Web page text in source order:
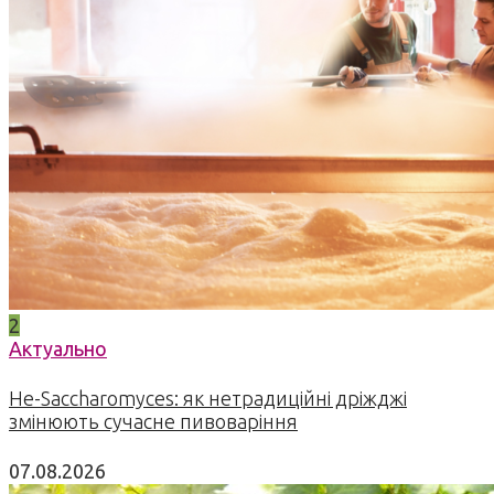
2
Актуально
Не-Saccharomyces: як нетрадиційні дріжджі
змінюють сучасне пивоваріння
07.08.2026